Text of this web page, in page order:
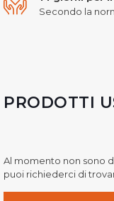
Secondo la
PRODOTTI
Al momento non sono
puoi richiederci di